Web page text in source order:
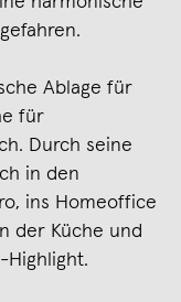
Ablage für
für
Durch seine
in den
ins Homeoffice
der Küche und
Highlight.